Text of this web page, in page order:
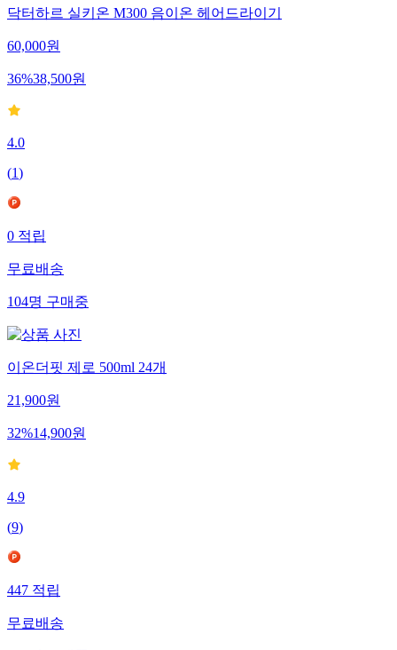
닥터하르 실키온 M300 음이온 헤어드라이기
60,000원
36%38,500원
4.0
(1)
0적립
무료배송
104명구매중
이온더핏 제로 500ml 24개
21,900원
32%14,900원
4.9
(9)
447적립
무료배송